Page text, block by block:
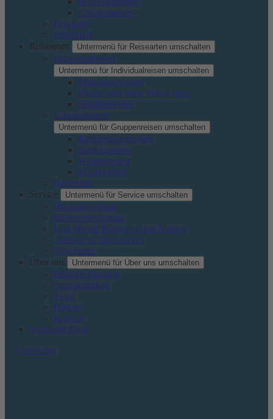
Gruppenreisen
Finnland
Dänemark
Reisearten
Untermenü für Reisearten umschalten
Individualreisen
Untermenü für Individualreisen umschalten
Mietwagenreisen
Rundreisen ohne Mietwagen
Standortreisen
Gruppenreisen
Untermenü für Gruppenreisen umschalten
Kleingruppenreisen
Erlebnisreisen
Wanderreisen
Schiffsreisen
Reitreisen
Service
Untermenü für Service umschalten
Buchungsablauf
Reiseversicherung
Last Minute Reisen in den Norden
Auflüge & Tagestouren
Newsletter
Über uns
Untermenü für Über uns umschalten
Reisephilosophie
Nachhaltigkeit
Team
Partner
Kontakt
Nordland-Blog
Newsletter